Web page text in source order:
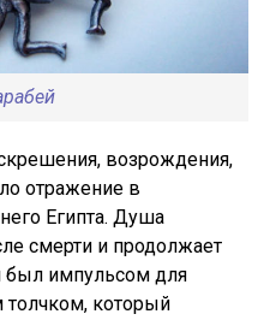
возрождения,
отражение в
Египта. Душа
смерти и продолжает
был импульсом для
толчком, который